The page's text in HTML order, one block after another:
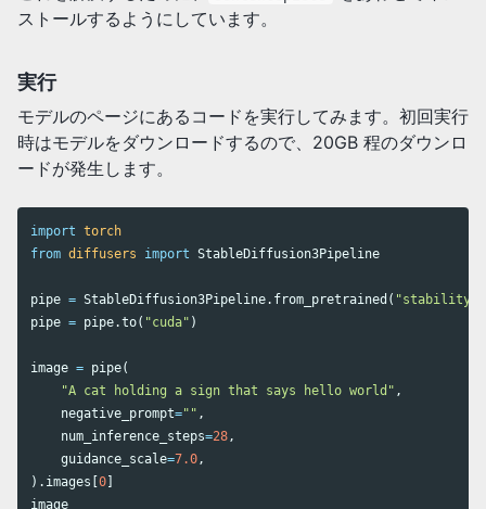
ストールするようにしています。
実行
モデルのページにあるコードを実行してみます。初回実行
時はモデルをダウンロードするので、20GB 程のダウンロ
ードが発生します。
import torch
from diffusers import StableDiffusion3Pipeline
pipe = StableDiffusion3Pipeline. from_pretrained ( "stabilityai/
pipe = pipe.to( "cuda" )
image = pipe(
"A cat holding a sign that says hello world" ,
negative_prompt="" ,
num_inference_steps=28,
guidance_scale=7.0,
). images 0
image